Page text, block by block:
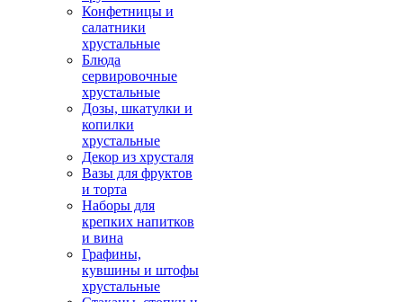
Конфетницы и
салатники
хрустальные
Блюда
сервировочные
хрустальные
Дозы, шкатулки и
копилки
хрустальные
Декор из хрусталя
Вазы для фруктов
и торта
Наборы для
крепких напитков
и вина
Графины,
кувшины и штофы
хрустальные